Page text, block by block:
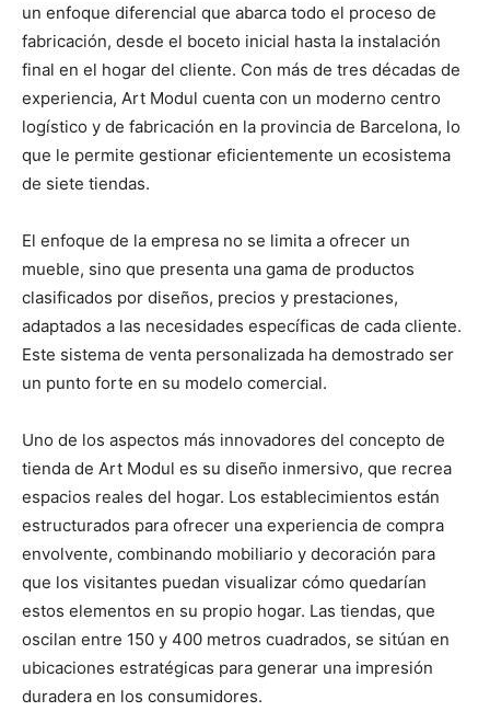
un enfoque diferencial que abarca todo el proceso de
fabricación, desde el boceto inicial hasta la instalación
final en el hogar del cliente. Con más de tres décadas de
experiencia, Art Modul cuenta con un moderno centro
logístico y de fabricación en la provincia de Barcelona, lo
que le permite gestionar eficientemente un ecosistema
de siete tiendas.
El enfoque de la empresa no se limita a ofrecer un
mueble, sino que presenta una gama de productos
clasificados por diseños, precios y prestaciones,
adaptados a las necesidades específicas de cada cliente.
Este sistema de venta personalizada ha demostrado ser
un punto forte en su modelo comercial.
Uno de los aspectos más innovadores del concepto de
tienda de Art Modul es su diseño inmersivo, que recrea
espacios reales del hogar. Los establecimientos están
estructurados para ofrecer una experiencia de compra
envolvente, combinando mobiliario y decoración para
que los visitantes puedan visualizar cómo quedarían
estos elementos en su propio hogar. Las tiendas, que
oscilan entre 150 y 400 metros cuadrados, se sitúan en
ubicaciones estratégicas para generar una impresión
duradera en los consumidores.